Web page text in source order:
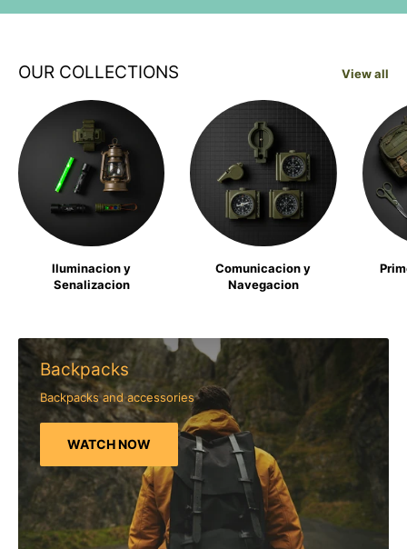
OUR COLLECTIONS View all
Iluminacion y
Senalizacion
Comunicacion y
Navegacion
Backpacks
Backpacks and accessories
WATCH NOW